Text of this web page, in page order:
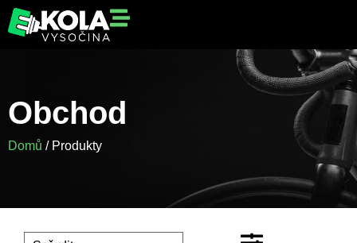
Obchod
Domů / Produkty